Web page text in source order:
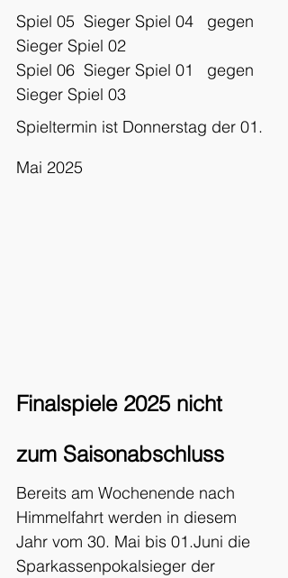
Spiel 05  Sieger Spiel 04   gegen
Sieger Spiel 02
Spiel 06  Sieger Spiel 01   gegen
Sieger Spiel 03
Spieltermin ist Donnerstag der 01.
Mai 2025
Finalspiele 2025 nicht
zum Saisonabschluss
Bereits am Wochenende nach
Himmelfahrt werden in diesem
Jahr vom 30. Mai bis 01.Juni die
Sparkassenpokalsieger der